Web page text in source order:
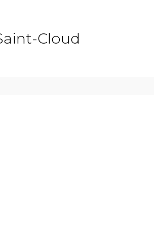
Cloud